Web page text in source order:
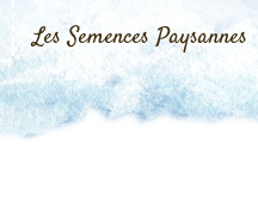
Les Semences Paysannes